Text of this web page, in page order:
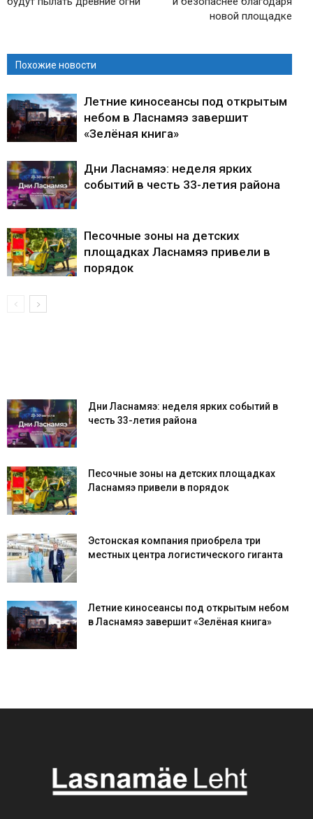
новой площадке
Похожие новости
Летние киносеансы под открытым
небом в Ласнамяэ завершит
«Зелёная книга»
Дни Ласнамяэ: неделя ярких
событий в честь 33-летия района
Песочные зоны на детских
площадках Ласнамяэ привели в
порядок
Дни Ласнамяэ: неделя ярких событий в
честь 33-летия района
Песочные зоны на детских площадках
Ласнамяэ привели в порядок
Эстонская компания приобрела три
местных центра логистического гиганта
Летние киносеансы под открытым небом
в Ласнамяэ завершит «Зелёная книга»